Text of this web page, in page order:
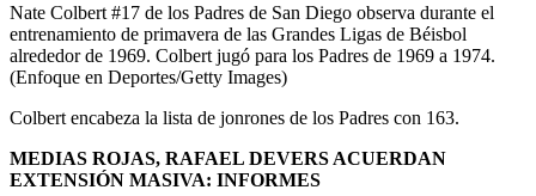
Nate Colbert #17 de los Padres de San Diego observa durante el
entrenamiento de primavera de las Grandes Ligas de Béisbol
alrededor de 1969. Colbert jugó para los Padres de 1969 a 1974.
(Enfoque en Deportes/Getty Images)
Colbert encabeza la lista de jonrones de los Padres con 163.
MEDIAS ROJAS, RAFAEL DEVERS ACUERDAN
EXTENSIÓN MASIVA: INFORMES